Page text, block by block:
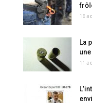
16
La
11